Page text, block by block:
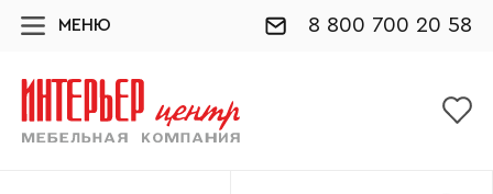
МЕНЮ 8 800 700 20 58